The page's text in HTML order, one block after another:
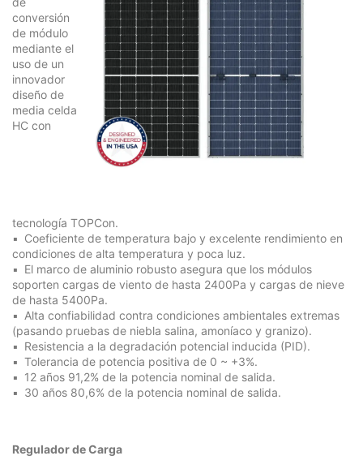
conversión
de módulo
mediante el
uso de un
innovador
diseño de
media celda
HC con
tecnología TOPCon.
Coeficiente de temperatura bajo y excelente rendimiento en
condiciones de alta temperatura y poca luz.
El marco de aluminio robusto asegura que los módulos
soporten cargas de viento de hasta 2400Pa y cargas de nieve
de hasta 5400Pa.
Alta confiabilidad contra condiciones ambientales extremas
(pasando pruebas de niebla salina, amoníaco y granizo).
Resistencia a la degradación potencial inducida (PID).
Tolerancia de potencia positiva de 0 ~ +3%.
12 años 91,2% de la potencia nominal de salida.
30 años 80,6% de la potencia nominal de salida.
Regulador de Carga